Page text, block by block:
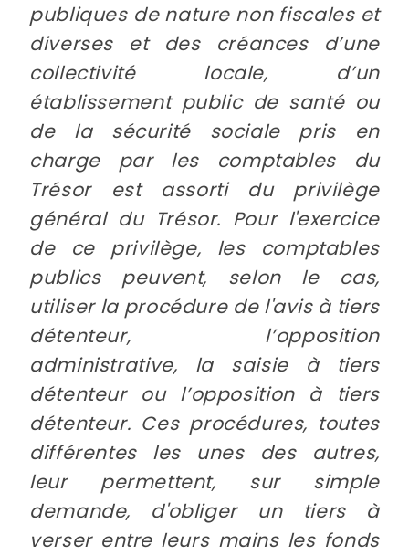
publiques de nature non fiscales et
diverses et des créances d’une
collectivité locale, d’un
établissement public de santé ou
de la sécurité sociale pris en
charge par les comptables du
Trésor est assorti du privilège
général du Trésor. Pour l'exercice
de ce privilège, les comptables
publics peuvent, selon le cas,
utiliser la procédure de l'avis à tiers
détenteur, l’opposition
administrative, la saisie à tiers
détenteur ou l’opposition à tiers
détenteur. Ces procédures, toutes
différentes les unes des autres,
leur permettent, sur simple
demande, d'obliger un tiers à
verser entre leurs mains les fonds